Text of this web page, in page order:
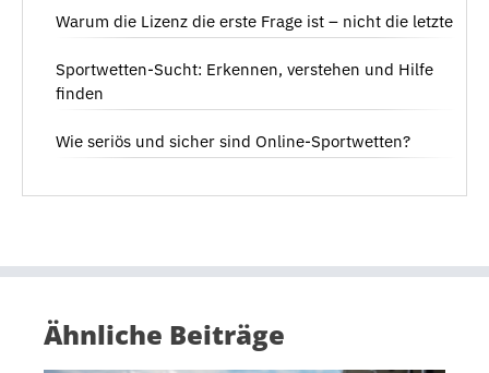
Warum die Lizenz die erste Frage ist – nicht die letzte
Sportwetten-Sucht: Erkennen, verstehen und Hilfe
finden
Wie seriös und sicher sind Online-Sportwetten?
Ähnliche Beiträge